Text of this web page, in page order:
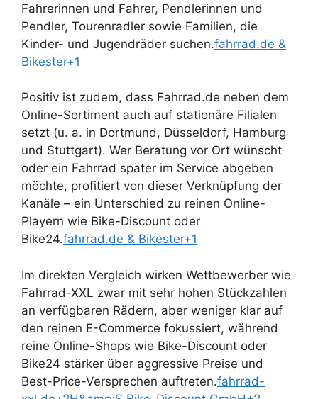
Fahrerinnen und Fahrer, Pendlerinnen und
Pendler, Tourenradler sowie Familien, die
Kinder- und Jugendräder suchen.fahrrad.de &
Bikester+1
Positiv ist zudem, dass Fahrrad.de neben dem
Online-Sortiment auch auf stationäre Filialen
setzt (u. a. in Dortmund, Düsseldorf, Hamburg
und Stuttgart). Wer Beratung vor Ort wünscht
oder ein Fahrrad später im Service abgeben
möchte, profitiert von dieser Verknüpfung der
Kanäle – ein Unterschied zu reinen Online-
Playern wie Bike-Discount oder
Bike24.fahrrad.de & Bikester+1
Im direkten Vergleich wirken Wettbewerber wie
Fahrrad-XXL zwar mit sehr hohen Stückzahlen
an verfügbaren Rädern, aber weniger klar auf
den reinen E-Commerce fokussiert, während
reine Online-Shops wie Bike-Discount oder
Bike24 stärker über aggressive Preise und
Best-Price-Versprechen auftreten.fahrrad-